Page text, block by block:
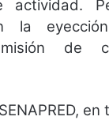
la
de